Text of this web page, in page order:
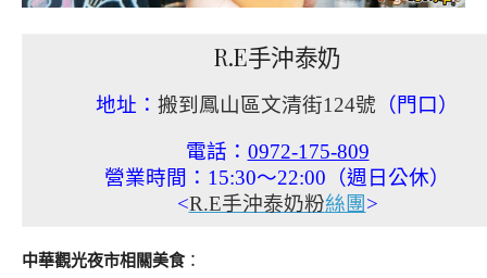
R.E手沖泰奶
地址： 搬到鳳山區文清街124號 （門口）
電話： 0972-175-809
營業時間：15:30～22:00（週日公休）
<R.E手沖泰奶粉絲團>
中華觀光夜市相關美食 ：